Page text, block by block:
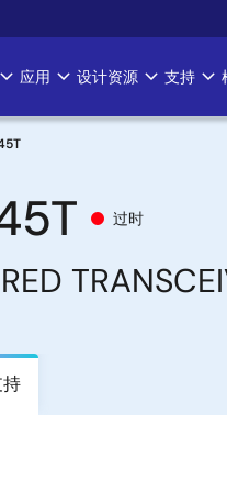
应用 设计资源 支持
过时